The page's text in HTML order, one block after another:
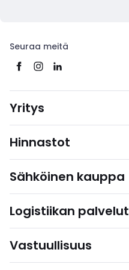
Seuraa meitä
Yritys
Hinnastot
Sähköinen kauppa
Logistiikan palvelut
Vastuullisuus